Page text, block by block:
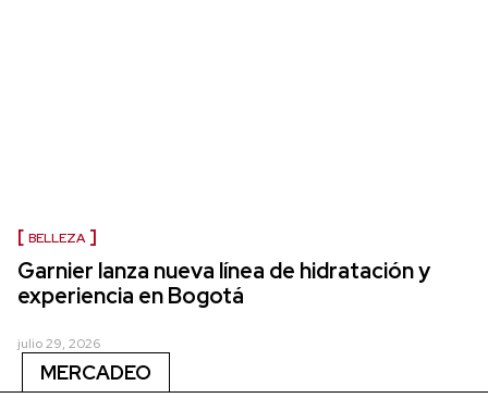
BELLEZA
Garnier lanza nueva línea de hidratación y
experiencia en Bogotá
julio 29, 2026
MERCADEO